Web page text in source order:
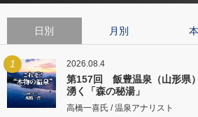
日別 月別 本
1 2026.08.4
第157回 飯豊温泉（山形県
湧く「森の秘湯」
高橋一喜氏 / 温泉アナリスト